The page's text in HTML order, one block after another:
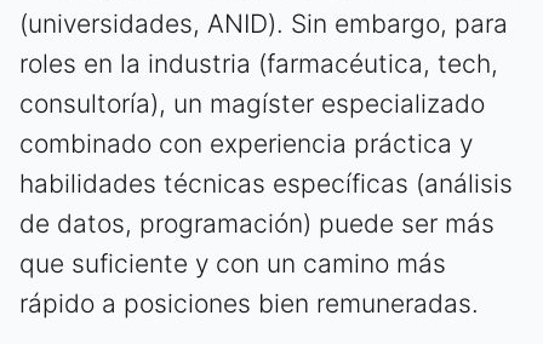
(universidades, ANID). Sin embargo, para
roles en la industria (farmacéutica, tech,
consultoría), un magíster especializado
combinado con experiencia práctica y
habilidades técnicas específicas (análisis
de datos, programación) puede ser más
que suficiente y con un camino más
rápido a posiciones bien remuneradas.